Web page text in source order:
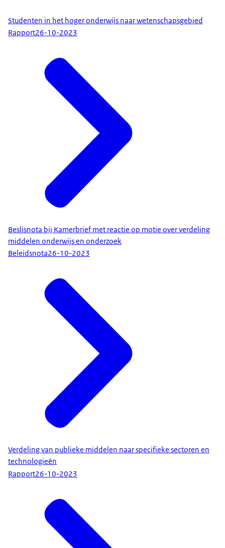
Studenten in het hoger onderwijs naar wetenschapsgebied
Rapport26-10-2023
Beslisnota bij Kamerbrief met reactie op motie over verdeling
middelen onderwijs en onderzoek
Beleidsnota26-10-2023
Verdeling van publieke middelen naar specifieke sectoren en
technologieën
Rapport26-10-2023